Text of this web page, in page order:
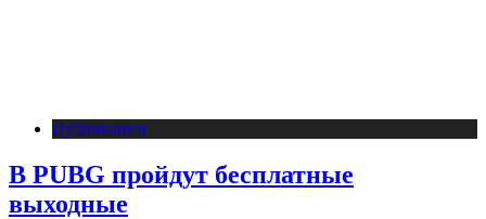
Публикации
В PUBG пройдут бесплатные
выходные